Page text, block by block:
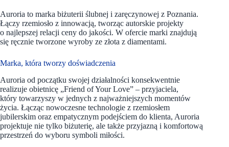
Auroria to marka biżuterii ślubnej i zaręczynowej z Poznania.
Łączy rzemiosło z innowacją, tworząc autorskie projekty
o najlepszej relacji ceny do jakości. W ofercie marki znajdują
się ręcznie tworzone wyroby ze złota z diamentami.
Marka, która tworzy doświadczenia
Auroria od początku swojej działalności konsekwentnie
realizuje obietnicę „Friend of Your Love” – przyjaciela,
który towarzyszy w jednych z najważniejszych momentów
życia. Łącząc nowoczesne technologie z rzemiosłem
jubilerskim oraz empatycznym podejściem do klienta, Auroria
projektuje nie tylko biżuterię, ale także przyjazną i komfortową
przestrzeń do wyboru symboli miłości.